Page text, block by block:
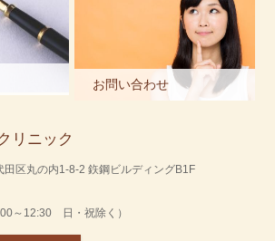
お問い合わせ
リニック
区丸の内1-8-2 鉃鋼ビルディングB1F
～12:30 日・祝除く）